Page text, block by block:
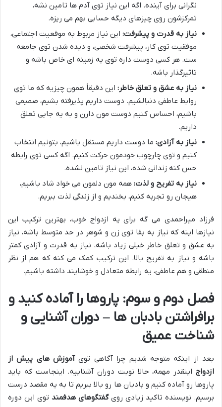
نگرانی برای آینده. اگه این نیاز توی آدم ها تامین نشه،
تمرکزشون روی چیزهای دیگه حسابی بهم می ریزه.
نیاز به قدرت و پیشرفت: این نیاز مربوط به موقعیت اجتماعی،
موفقیت توی کار، پیشرفت شخصی، و دیده شدن توی جامعه
ست. هر کسی دوست داره توی یه زمینه ای خاص باشه و
تاثیرگذار باشه.
نیاز به عشق و تعلق خاطر: این دقیقاً همون چیزیه که ما توی
روابط عاطفی دنبالشیم. دوست داریم پذیرفته بشیم، صمیمی
باشیم، احساس کنیم دوست مون دارن و به یه جایی تعلق
داریم.
نیاز به آزادی: ما دوست داریم مستقل باشیم، بتونیم انتخاب
کنیم و توی چارچوب خودمون حرکت کنیم. اگه کسی توی رابطه
حس کنه زندانی شده، این نیاز تامین نشده.
نیاز به تفریح و لذت: همه مون دلمون می خواد شاد باشیم،
هیجان رو تجربه کنیم، بخندیم و از زندگی لذت ببریم.
فرزاد میراحمدی می گه برای یه ازدواج خوب، بهترین ترکیب این
نیازها اینه که نیاز به بقا توی زن و شوهر در حد متوسط باشه، نیاز
به عشق و تعلق خاطر خیلی زیاد باشه، نیاز به قدرت و آزادی کمتر
باشه و نیاز به تفریح بالا. این ترکیب کمک می کنه که هم از نظر
منطقی و هم عاطفی، یه رابطه متعادل و خوشایند داشته باشیم.
فصل دوم و سوم: پاروها را آماده کنید و
برافراشتن بادبان ها – دوران آشنایی و
شناخت عمیق
بعد از اینکه متوجه شدیم چرا آگاهی تویآموزش های پیش از
ازدواج اینقدر مهمه، حالا نوبت دوران آشناییه. اینجاست که باید
پاروها رو آماده کنیم و بادبان ها رو بالا ببریم تا به یه مقصد درست
برسیم. نویسنده تاکید زیادی رویگفتگوهای هدفمند توی این دوره